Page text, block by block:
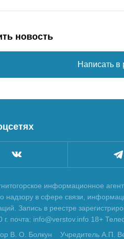
новость
Написать в
информационное
надзору в сфере связи,
Запись в реестре
г. почта: info@verstov.info 18+
В. О. Болкун
Учредитель А.П.